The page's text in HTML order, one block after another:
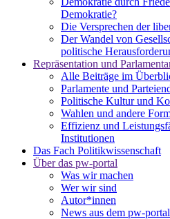
Demokratie?
Die Versprechen der
Der Wandel von
politische
Repräsentation und
Alle Beiträge im
Parlamente und
Politische Kultur und
Wahlen und andere
Effizienz und
Institutionen
Das Fach Politikwissenschaft
Über das pw-portal
Was wir machen
Wer wir sind
Autor*innen
News aus dem pw-portal